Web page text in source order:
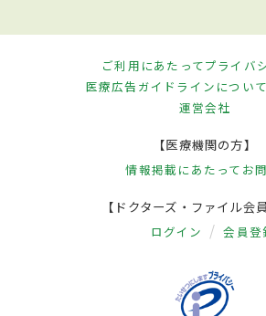
ご利用にあたってプライバ
医療広告ガイドラインについて
運営会社
【医療機関の方】
情報掲載にあたって お
【ドクターズ・ファイル会
ログイン 会員登